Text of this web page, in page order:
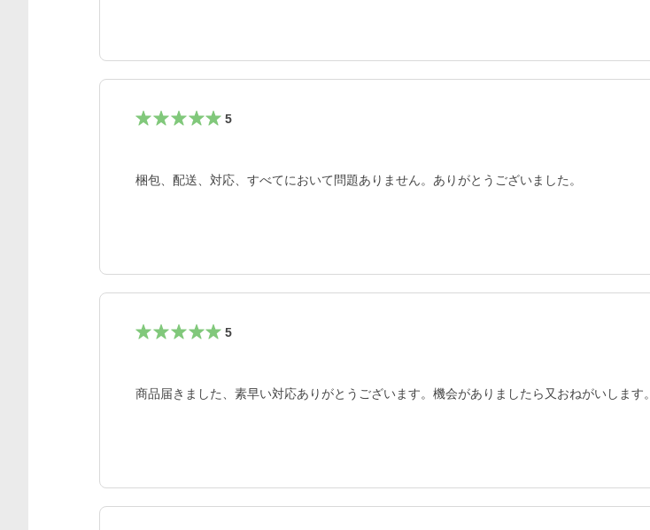
5
梱包、配送、対応、すべてにおいて問題ありません。ありがとうございました。
5
商品届きました、素早い対応ありがとうございます。機会がありましたら又おねがいします。